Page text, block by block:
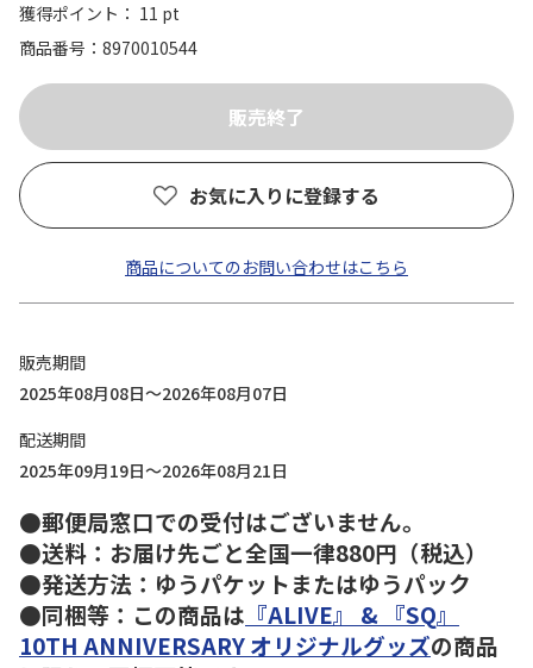
獲得ポイント： 11 pt
商品番号
8970010544
お気に入りに登録する
商品についてのお問い合わせはこちら
販売期間
2025年08月08日～2026年08月07日
配送期間
2025年09月19日～2026年08月21日
●郵便局窓口での受付はございません。
●送料：お届け先ごと全国一律880円（税込）
●発送方法：ゆうパケットまたはゆうパック
●同梱等：この商品は 『ALIVE』 & 『SQ』
10TH ANNIVERSARY オリジナルグッズの商品